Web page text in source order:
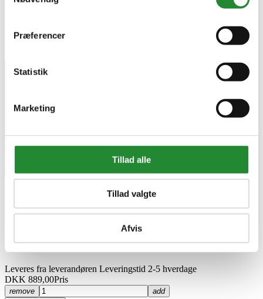
Præferencer
Statistik
Marketing
Tillad alle
Tillad valgte
Afvis
Leveres fra leverandøren Leveringstid 2-5 hverdage
DKK 889,00Pris
remove
add